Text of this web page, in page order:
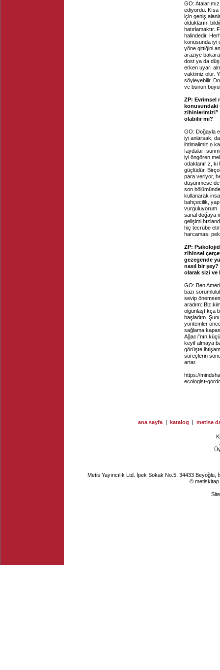
GO:
ediyordu.
için geniş
olduklarını
hatırlamaktır.
halindedir.
konusunda iyi
yöne gittiğini
araziye
dost ya da
erken uyarı
vaktimiz olur.
söyleyebilir.
ve bunun
ZP: Evrimsel
konusundaki
zihinlerimizi”
olabilir mi?
GO: Doğayla
iyi anlarsak,
ihtimalimiz o
faydaları
iyi öngören
odaklanırız,
güçlüdür.
para veriyor,
düşünmese
son
kullanarak
bahçecilik,
vurguluyorum.
sanal doğaya
gelişimi
hiç tecrübe
harcaması
ZP:
zihinsel
gezegende
nasıl bir
olarak sizi ve
GO: Ben
bazı
sevip
aradım: Biz
olgunlaştıkça
başladım.
yöntemler
sağlama
Ağacı”nın
keyif almaya
görüşte
süreçlerin
artar.
https://
ecologist-
ana sayfa | katalog | metise
Metis Yayıncılık Ltd. İpek Sokak No.5, 34433
©